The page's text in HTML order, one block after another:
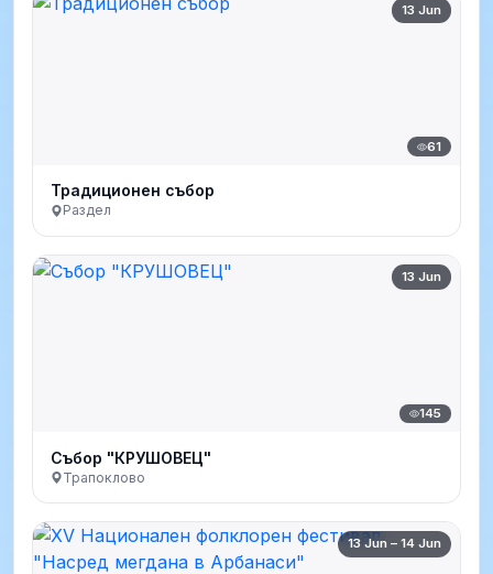
13 Jun
61
Традиционен събор
Раздел
13 Jun
145
Събор "КРУШОВЕЦ"
Трапоклово
13 Jun – 14 Jun